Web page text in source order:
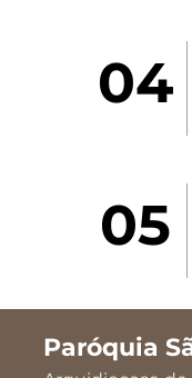
04
05
Paróquia